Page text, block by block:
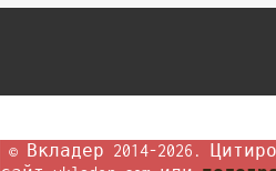
© Вкладер 2014-2026. Цитирование разрешается с гиперссылкой на